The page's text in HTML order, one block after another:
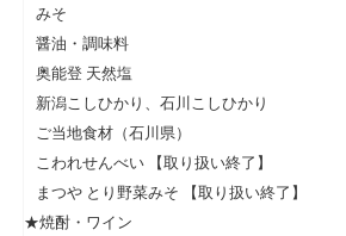
みそ
醤油・調味料
奥能登 天然塩
新潟こしひかり、石川こしひかり
ご当地食材（石川県）
こわれせんべい 【取り扱い終了】
まつや とり野菜みそ 【取り扱い終了】
★焼酎・ワイン